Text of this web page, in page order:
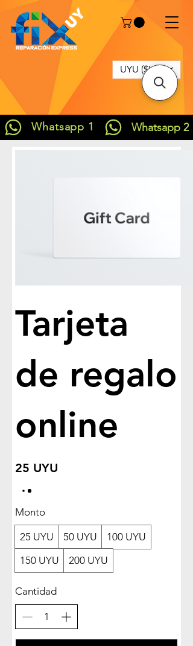
UYU ($U)
Whatsapp 1 Whatsapp 2
Tarjeta
de regalo
online
25 UYU
Monto
25 UYU 50 UYU
100 UYU
150 UYU
200 UYU
Cantidad